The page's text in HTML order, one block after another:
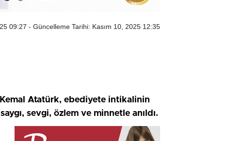
09:27 - Güncelleme Tarihi: Kasım 10, 2025 12:35
Atatürk, ebediyete intikalinin
sevgi, özlem ve minnetle anıldı.